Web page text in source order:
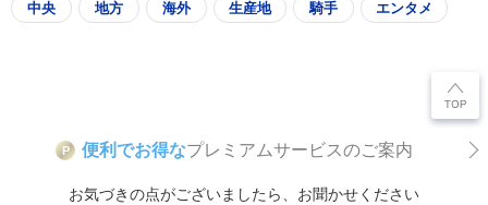
中央 地方 海外 生産地 騎手 エンタメ
P 便利でお得なプレミアムサービスのご案内
お気づきの点がございましたら、お聞かせください